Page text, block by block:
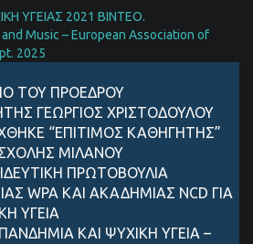
ΥΓΕΙΑΣ 2021 ΒΙΝΤΕΟ.
Music – European Association of
2025
ΤΟΥ ΠΡΟΕΔΡΟΥ
ΓΕΩΡΓΙΟΣ ΧΡΙΣΤΟΔΟΥΛΟΥ
“ΕΠΙΤΙΜΟΣ ΚΑΘΗΓΗΤΗΣ”
ΣΧΟΛΗΣ ΜΙΛΑΝΟΥ
ΠΡΩΤΟΒΟΥΛΙΑ
WPA ΚΑΙ ΑΚΑΔΗΜΙΑΣ NCD ΓΙΑ
ΥΓΕΙΑ
ΠΑΝΔΗΜIΑ ΚΑΙ ΨΥΧΙΚH ΥΓΕIΑ –